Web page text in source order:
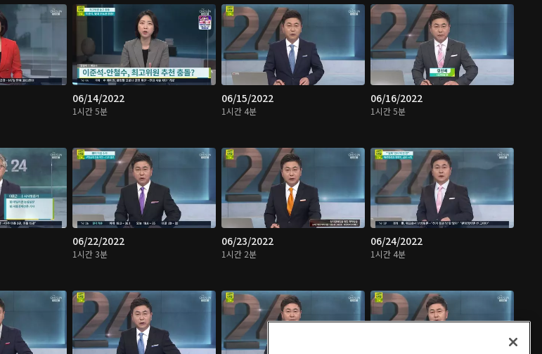
06/14/2022
1시간 5분
06/15/2022
1시간 4분
06/16/2022
1시간 5분
06/22/2022
1시간 3분
06/23/2022
1시간 2분
06/24/2022
1시간 4분